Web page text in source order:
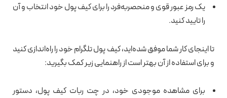
یک رمز عبور قوی و منحصربه‌فرد را برای کیف پول خود انتخاب و آن
را تایید کنید.
تا اینجای کار شما موفق شده‌اید، کیف پول تلگرام خود را راه‌اندازی کنید
و برای استفاده از آن بهتر است از راهنمایی زیر کمک بگیرید:
برای مشاهده موجودی خود، در چت ربات کیف پول، دستور